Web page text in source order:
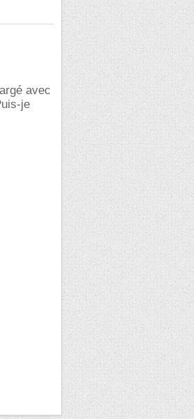
avec
je